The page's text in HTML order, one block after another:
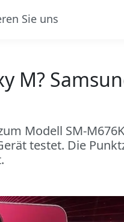
Sie uns
M?
Modell SM-
testet. Die